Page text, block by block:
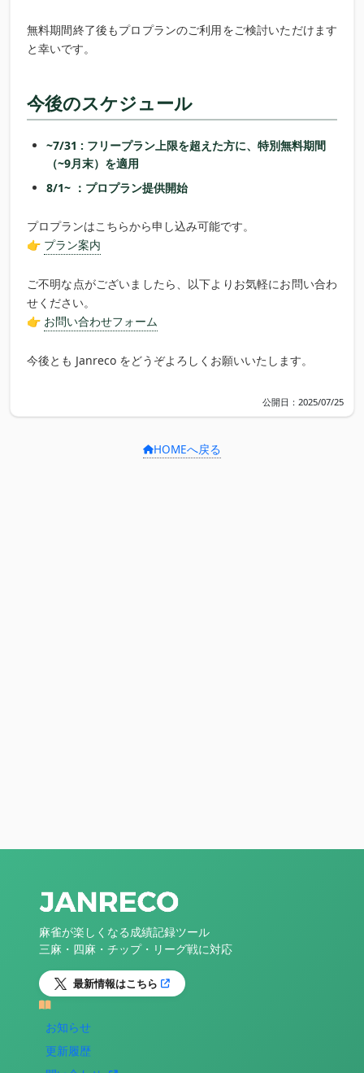
無料期間終了後もプロプランのご利用をご検討いただけます
と幸いです。
今後のスケジュール
~7/31 : フリープラン上限を超えた方に、特別無料期間
（~9月末）を適用
8/1~ ：プロプラン提供開始
プロプランはこちらから申し込み可能です。
👉 プラン案内
ご不明な点がございましたら、以下よりお気軽にお問い合わ
せください。
👉 お問い合わせフォーム
今後とも Janreco をどうぞよろしくお願いいたします。
公開日：2025/07/25
HOMEへ戻る
麻雀が楽しくなる成績記録ツール
三麻・四麻・チップ・リーグ戦に対応
最新情報はこちら
お知らせ
更新履歴